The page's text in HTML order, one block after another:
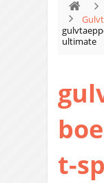
ultimate
t-